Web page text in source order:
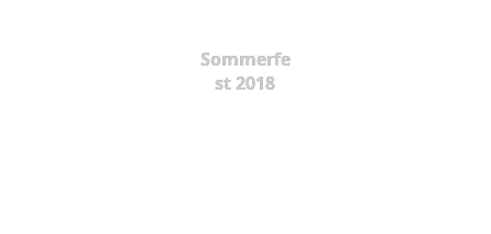
Sommerfe
st 2018